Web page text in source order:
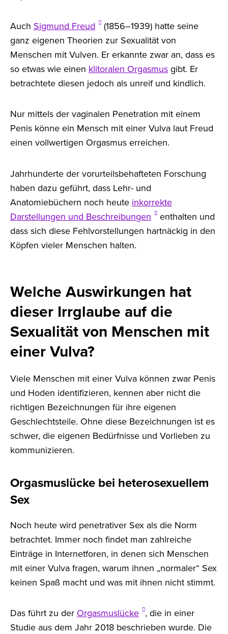
Auch Sigmund Freud
(1856–1939) hatte seine
ganz eigenen Theorien zur Sexualität von
Menschen mit Vulven. Er erkannte zwar an, dass es
so etwas wie einen klitoralen Orgasmus gibt. Er
betrachtete diesen jedoch als unreif und kindlich.
Nur mittels der vaginalen Penetration mit einem
Penis könne ein Mensch mit einer Vulva laut Freud
einen vollwertigen Orgasmus erreichen.
Jahrhunderte der vorurteilsbehafteten Forschung
haben dazu geführt, dass Lehr- und
Anatomiebüchern noch heute inkorrekte
Darstellungen und Beschreibungen
enthalten und
dass sich diese Fehlvorstellungen hartnäckig in den
Köpfen vieler Menschen halten.
Welche Auswirkungen hat
dieser Irrglaube auf die
Sexualität von Menschen mit
einer Vulva?
Viele Menschen mit einer Vulva können zwar Penis
und Hoden identifizieren, kennen aber nicht die
richtigen Bezeichnungen für ihre eigenen
Geschlechtsteile. Ohne diese Bezeichnungen ist es
schwer, die eigenen Bedürfnisse und Vorlieben zu
kommunizieren.
Orgasmuslücke bei heterosexuellem
Sex
Noch heute wird penetrativer Sex als die Norm
betrachtet. Immer noch findet man zahlreiche
Einträge in Internetforen, in denen sich Menschen
mit einer Vulva fragen, warum ihnen „normaler“ Sex
keinen Spaß macht und was mit ihnen nicht stimmt.
Das führt zu der Orgasmuslücke , die in einer
Studie aus dem Jahr 2018 beschrieben wurde. Die